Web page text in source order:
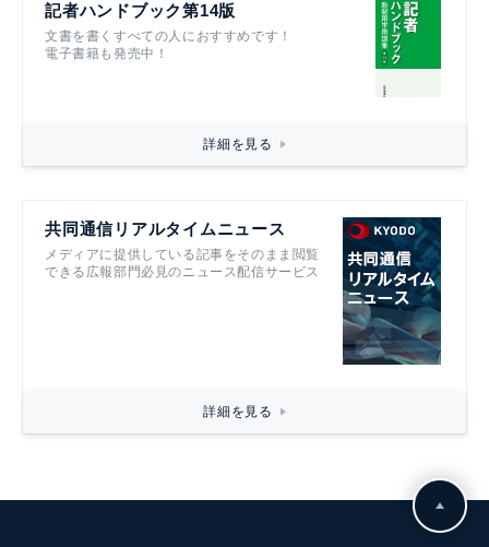
記者ハンドブック第14版
文書を書くすべての人におすすめです！
電子書籍も発売中！
詳細を見る
共同通信リアルタイムニュース
メディアに提供している記事をそのまま閲覧
できる広報部門必見のニュース配信サービス
詳細を見る